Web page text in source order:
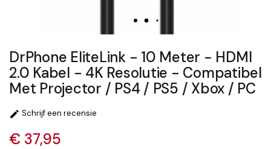
DrPhone EliteLink - 10 Meter - HDMI
2.0 Kabel - 4K Resolutie - Compatibel
Met Projector / PS4 / PS5 / Xbox / PC
 Schrijf een recensie
€ 37,95